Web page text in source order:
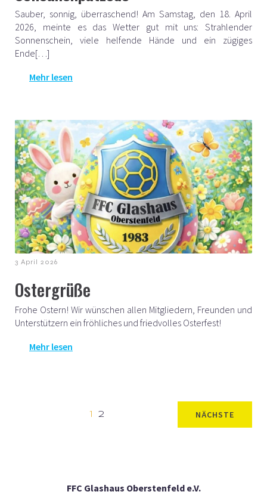
Sauber, sonnig, überraschend! Am Samstag, den 18. April
2026, meinte es das Wetter gut mit uns: Strahlender
Sonnenschein, viele helfende Hände und ein zügiges
Ende[…]
Mehr lesen
3 April 2026
Ostergrüße
Frohe Ostern! Wir wünschen allen Mitgliedern, Freunden und
Unterstützern ein fröhliches und friedvolles Osterfest!
Mehr lesen
1 2 NÄCHSTE
FFC Glashaus Oberstenfeld e.V.